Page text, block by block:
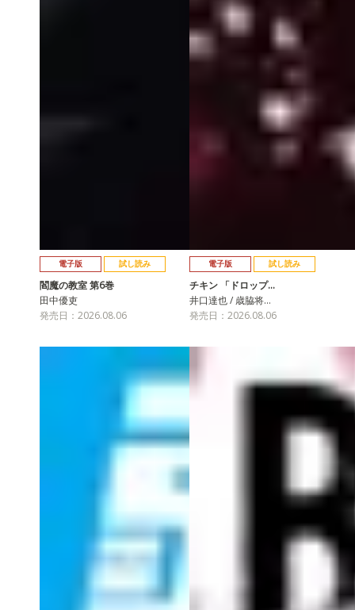
電子版 試し読み
閻魔の教室 第6巻
田中優吏
発売日：2026.08.06
電子版 試し読み
チキン 「ドロップ…
井口達也 / 歳脇将…
発売日：2026.08.06